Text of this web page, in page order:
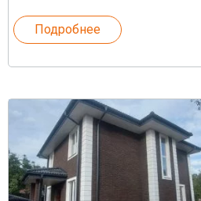
Подробнее